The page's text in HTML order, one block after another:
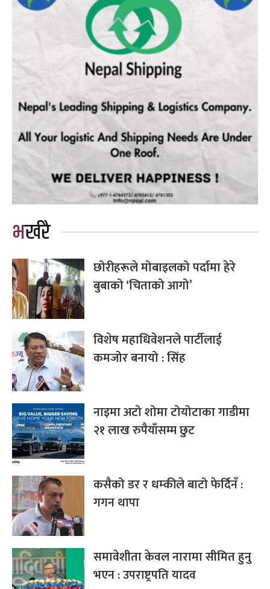
भर्खरै
छोरीहरूले मोबाइलको पर्दामा हेरे
बुबाको ‘चिताको आगो’
विशेष महाधिवेशनले पार्टीलाई
कमजोर बनायो : सिंह
नाइमा अटो शोमा टोयोटाका गाडीमा
२१ लाख रुपैयाँसम्म छुट
कसैको डर र धम्कीले बाटो फेर्दिनँ :
गगन थापा
समावेशीता केवल नारामा सीमित हुनु
भएन : उपराष्ट्रपति यादव